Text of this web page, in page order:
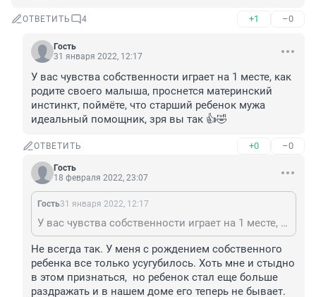
ОТВЕТИТЬ 4 +1 –0
Гость
31 января 2022, 12:17
У вас чувства собственности играет на 1 месте, как
родите своего малыша, проснется материнский
инстинкт, поймёте, что старший ребенок мужа
идеальный помощник, зря вы так 👍🤣
ОТВЕТИТЬ +0 –0
Гость
18 февраля 2022, 23:07
Гость31 января 2022, 12:17
У вас чувства собственности играет на 1 месте, как родите своего малыша, проснется материнский инстинкт, поймёте, что старший ребенок мужа идеальный помощник, зря вы так 👍🤣
Не всегда так. У меня с рождением собственного
ребенка все только усугубилось. Хоть мне и стыдно
в этом признаться,  но ребенок стал еще больше
раздражать и в нашем доме его теперь не бывает.